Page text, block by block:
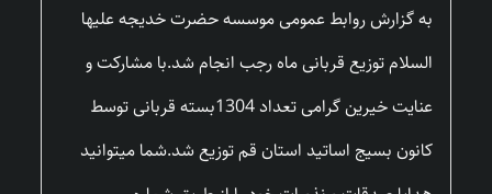
به گزارش روابط عمومی موسسه حضرت خدیجه علیها
السلام توزیع قربانی ماه رجب انجام شد.با مشارکت و
عنایت خیرین گرامی تعداد 1304بسته قربانی توسط
کانون بسیج اساتید استان قم توزیع شد.شما میتوانید